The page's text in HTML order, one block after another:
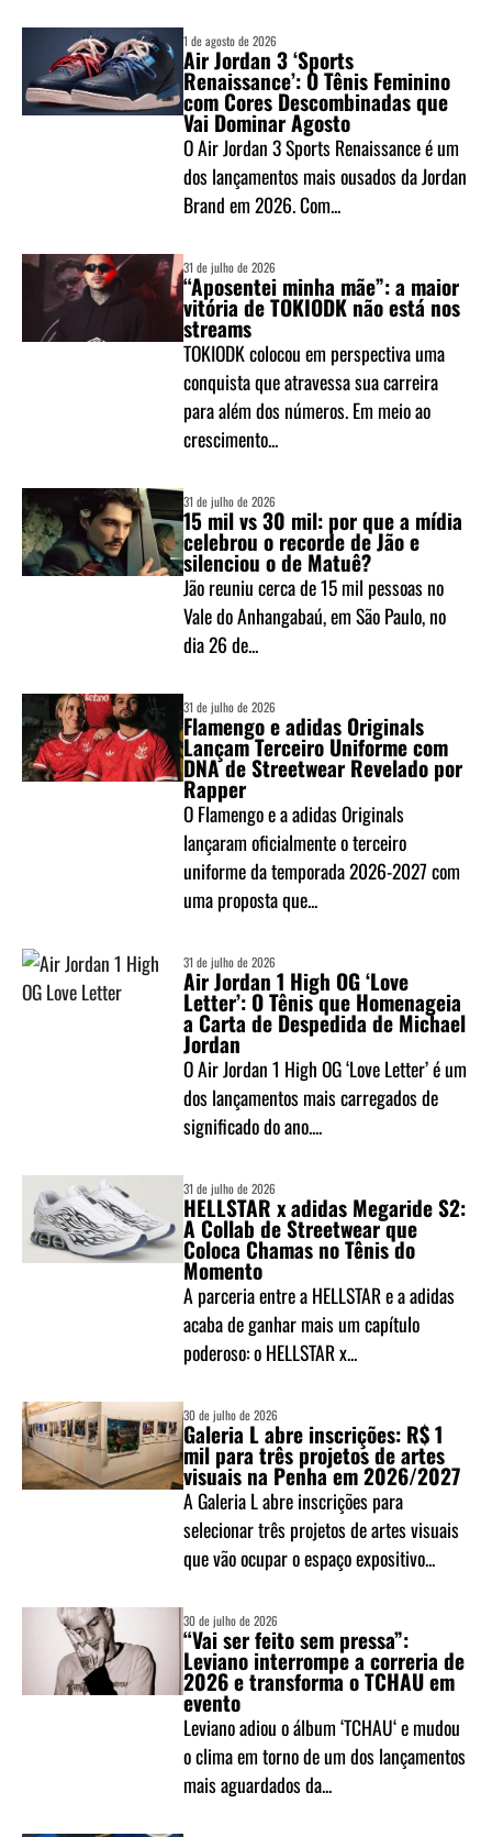
1 de agosto de 2026
Air Jordan 3 ‘Sports
Renaissance’: O Tênis Feminino
com Cores Descombinadas que
Vai Dominar Agosto
O Air Jordan 3 Sports Renaissance é um
dos lançamentos mais ousados da Jordan
Brand em 2026. Com...
31 de julho de 2026
“Aposentei minha mãe”: a maior
vitória de TOKIODK não está nos
streams
TOKIODK colocou em perspectiva uma
conquista que atravessa sua carreira
para além dos números. Em meio ao
crescimento...
31 de julho de 2026
15 mil vs 30 mil: por que a mídia
celebrou o recorde de Jão e
silenciou o de Matuê?
Jão reuniu cerca de 15 mil pessoas no
Vale do Anhangabaú, em São Paulo, no
dia 26 de...
31 de julho de 2026
Flamengo e adidas Originals
Lançam Terceiro Uniforme com
DNA de Streetwear Revelado por
Rapper
O Flamengo e a adidas Originals
lançaram oficialmente o terceiro
uniforme da temporada 2026-2027 com
uma proposta que...
31 de julho de 2026
Air Jordan 1 High OG ‘Love
Letter’: O Tênis que Homenageia
a Carta de Despedida de Michael
Jordan
O Air Jordan 1 High OG ‘Love Letter’ é um
dos lançamentos mais carregados de
significado do ano....
31 de julho de 2026
HELLSTAR x adidas Megaride S2:
A Collab de Streetwear que
Coloca Chamas no Tênis do
Momento
A parceria entre a HELLSTAR e a adidas
acaba de ganhar mais um capítulo
poderoso: o HELLSTAR x...
30 de julho de 2026
Galeria L abre inscrições: R$ 1
mil para três projetos de artes
visuais na Penha em 2026/2027
A Galeria L abre inscrições para
selecionar três projetos de artes visuais
que vão ocupar o espaço expositivo...
30 de julho de 2026
“Vai ser feito sem pressa”:
Leviano interrompe a correria de
2026 e transforma o TCHAU em
evento
Leviano adiou o álbum ‘TCHAU‘ e mudou
o clima em torno de um dos lançamentos
mais aguardados da...